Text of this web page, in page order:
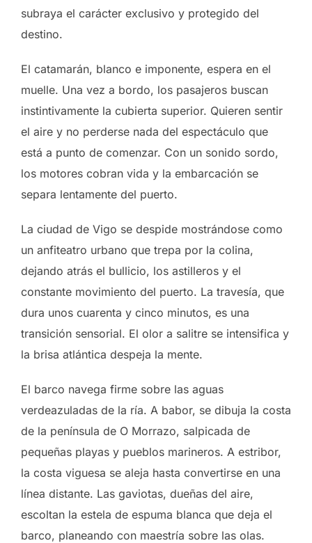
subraya el carácter exclusivo y protegido del
destino.
El catamarán, blanco e imponente, espera en el
muelle. Una vez a bordo, los pasajeros buscan
instintivamente la cubierta superior. Quieren sentir
el aire y no perderse nada del espectáculo que
está a punto de comenzar. Con un sonido sordo,
los motores cobran vida y la embarcación se
separa lentamente del puerto.
La ciudad de Vigo se despide mostrándose como
un anfiteatro urbano que trepa por la colina,
dejando atrás el bullicio, los astilleros y el
constante movimiento del puerto. La travesía, que
dura unos cuarenta y cinco minutos, es una
transición sensorial. El olor a salitre se intensifica y
la brisa atlántica despeja la mente.
El barco navega firme sobre las aguas
verdeazuladas de la ría. A babor, se dibuja la costa
de la península de O Morrazo, salpicada de
pequeñas playas y pueblos marineros. A estribor,
la costa viguesa se aleja hasta convertirse en una
línea distante. Las gaviotas, dueñas del aire,
escoltan la estela de espuma blanca que deja el
barco, planeando con maestría sobre las olas.